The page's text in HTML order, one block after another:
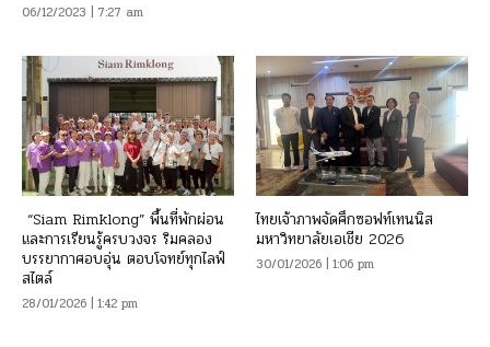
06/12/2023 | 7:27 am
“Siam Rimklong” พื้นที่พักผ่อน
และการเรียนรู้ครบวงจร ริมคลอง
บรรยากาศอบอุ่น ตอบโจทย์ทุกไลฟ์
สไตล์
28/01/2026 | 1:42 pm
ไทยเจ้าภาพจัดศึกซอฟท์เทนนิส
มหาวิทยาลัยเอเชีย 2026
30/01/2026 | 1:06 pm